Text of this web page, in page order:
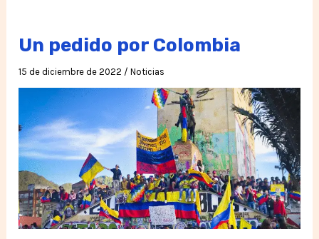
Un pedido por Colombia
15 de diciembre de 2022 /Noticias